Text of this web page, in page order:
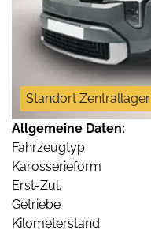
Standort Zentrallager
Allgemeine Daten:
Fahrzeugtyp
Karosserieform
Erst-Zul.
Getriebe
Kilometerstand